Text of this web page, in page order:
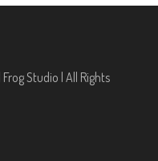
Studio | All Rights